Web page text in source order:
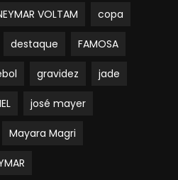
VOLTAM copa
destaque FAMOSA
gravidez jade
josé mayer
Mayara Magri